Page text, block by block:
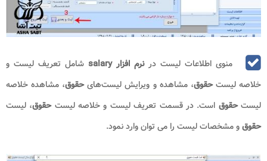
منوی اطلاعات لیست درنرم افزار salary
شامل تعریف لیست و
خلاصه لیستحقوق، مشاهده و ویرایش لیست‌هایحقوق، مشاهده خلاصه
لیستحقوق است. در قسمت تعریف لیست و خلاصه لیستحقوق، لیست
حقوقو مشخصات لیست را می توان وارد نمود.